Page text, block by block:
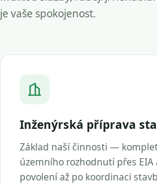
je vaše spokojenost.
Inženýrská příprava
Základ naší činnosti —
územního rozhodnutí přes EIA
povolení až po koordinaci